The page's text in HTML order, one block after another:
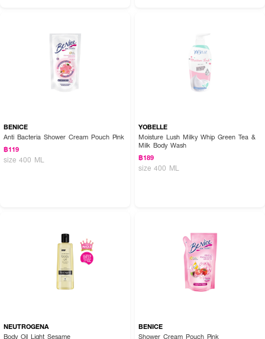
BENICE
Anti Bacteria Shower Cream Pouch Pink
฿119
size 400 ML
YOBELLE
Moisture Lush Milky Whip Green Tea &
Milk Body Wash
฿189
size 400 ML
NEUTROGENA
Body Oil Light Sesame
BENICE
Shower Cream Pouch Pink